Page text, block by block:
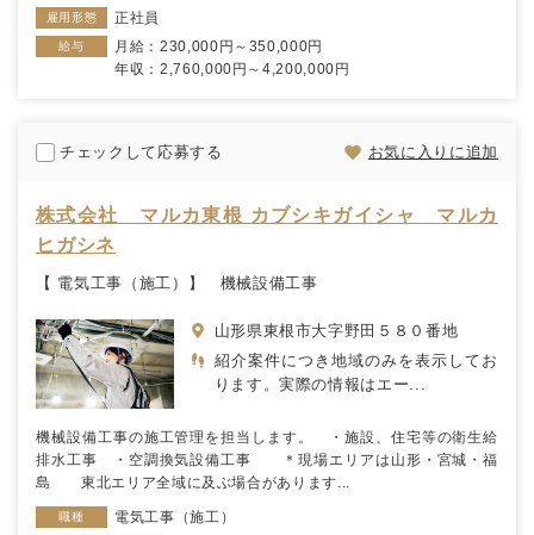
雇用形態 正社員
給与
月給：230,000円～350,000円
年収：2,760,000円～4,200,000円
チェックして応募する お気に入りに追加
株式会社 マルカ東根 カブシキガイシャ マルカ
ヒガシネ
【 電気工事（施工）】 機械設備工事
山形県東根市大字野田５８０番地
紹介案件につき地域のみを表示してお
ります。実際の情報はエー...
機械設備工事の施工管理を担当します。 ・施設、住宅等の衛生給
排水工事 ・空調換気設備工事 ＊現場エリアは山形・宮城・福
島 東北エリア全域に及ぶ場合があります...
職種 電気工事（施工）